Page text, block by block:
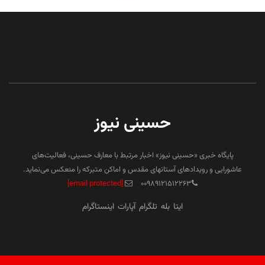
حسینی نیوز
پایگاه خبری «حسینی نیوز» اخبار مرتبط با معارف حسینی، فعالیت‌های
عاشورایی و رویدادهای آستانهای مقدس و اماکن متبرکه را منعکس می‌نماید.
۰۰۹۸۹۱۲۱۵۱۲۲۶۳
[email protected]
ایتا بله تلگرام آپارات اینستاگرام